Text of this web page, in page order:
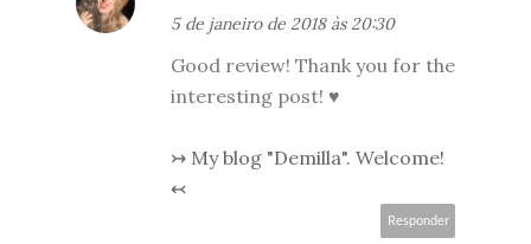
5 de janeiro de 2018 às 20:30
Good review! Thank you for the
interesting post! ♥
↣ My blog "Demilla". Welcome!
↢
Responder